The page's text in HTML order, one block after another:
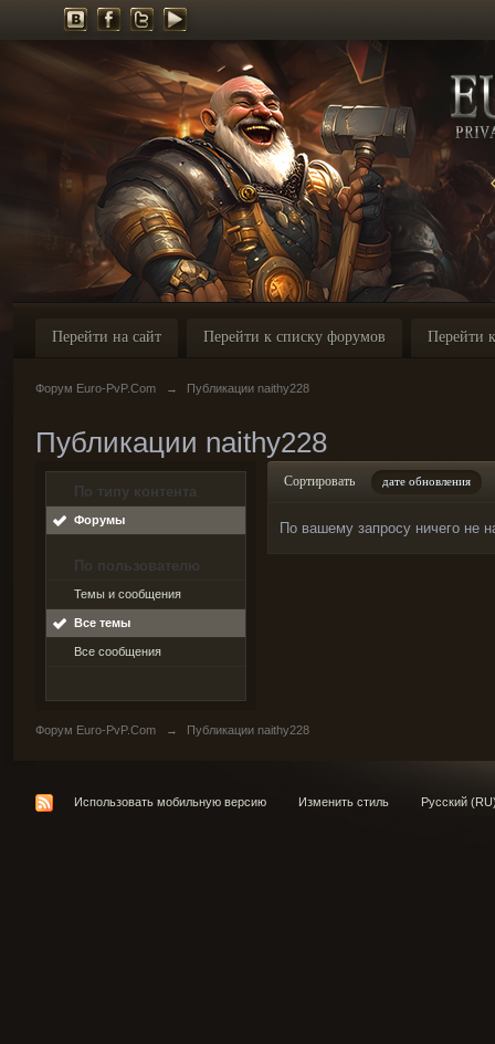
Перейти на сайт Перейти к списку форумов Перейти
Форум Euro-PvP.Com → Публикации naithy228
Публикации naithy228
По типу контента
Форумы
По пользователю
Темы и сообщения
Все темы
Все сообщения
Сортировать дате обновления
По вашему запросу ничего не
Форум Euro-PvP.Com → Публикации naithy228
Использовать мобильную версию Изменить стиль Русский